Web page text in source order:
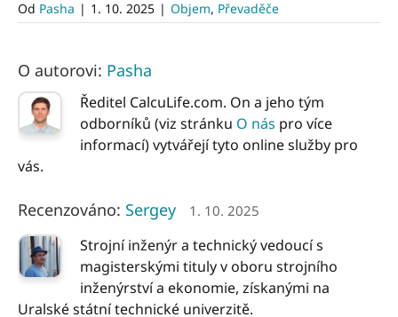
Od Pasha | 1. 10. 2025 | Objem, Převaděče
O autorovi: Pasha
Ředitel CalcuLife.com. On a jeho tým
odborníků (viz stránku O nás pro více
informací) vytvářejí tyto online služby pro
vás.
Recenzováno: Sergey 1. 10. 2025
Strojní inženýr a technický vedoucí s
magisterskými tituly v oboru strojního
inženýrství a ekonomie, získanými na
Uralské státní technické univerzitě.